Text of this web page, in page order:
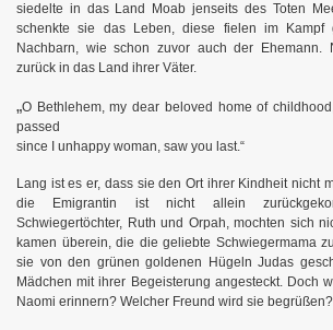
siedelte in das Land Moab jenseits des Toten
schenkte sie das Leben, diese fielen im Kampf
Nachbarn, wie schon zuvor auch der Ehemann.
zurück in das Land ihrer Väter.
„O Bethlehem, my dear beloved home of
passed
since I unhappy woman, saw you last.“
Lang ist es er, dass sie den Ort ihrer Kindheit nicht
die Emigrantin ist nicht allein
Schwiegertöchter, Ruth und Orpah, mochten sich
kamen überein, die die geliebte Schwiegermama
sie von den grünen goldenen Hügeln Judas
Mädchen mit ihrer Begeisterung angesteckt. Doch
Naomi erinnern? Welcher Freund wird sie begrüßen?